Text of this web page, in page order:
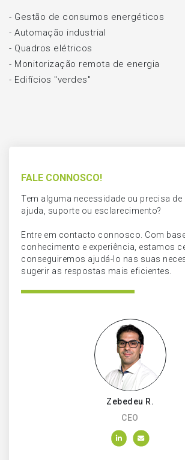
- Gestão de consumos energéticos
- Automação industrial
- Quadros elétricos
- Monitorização remota de energia
- Edifícios "verdes"
FALE CONNOSCO!
Tem alguma necessidade ou precisa de
ajuda, suporte ou esclarecimento?
Entre em contacto connosco. Com
conhecimento e experiência, estamos
conseguiremos ajudá-lo nas suas
sugerir as respostas mais eficientes.
Zebedeu R.
CEO